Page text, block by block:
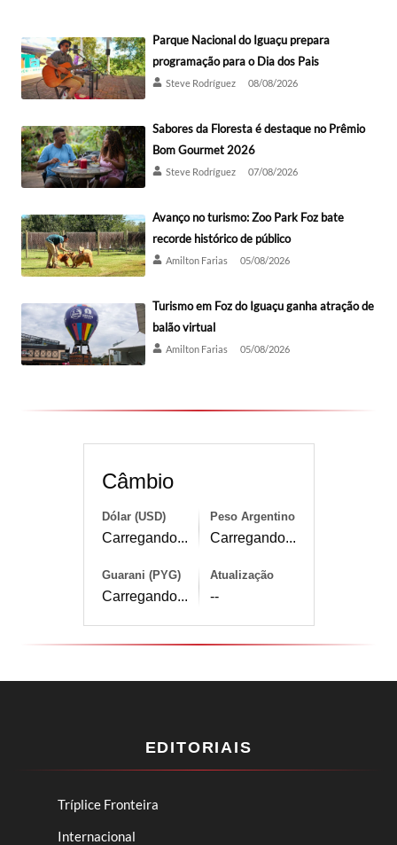
Parque Nacional do Iguaçu prepara
programação para o Dia dos Pais
Steve Rodríguez 08/08/2026
Sabores da Floresta é destaque no Prêmio
Bom Gourmet 2026
Steve Rodríguez 07/08/2026
Avanço no turismo: Zoo Park Foz bate
recorde histórico de público
Amilton Farias 05/08/2026
Turismo em Foz do Iguaçu ganha atração de
balão virtual
Amilton Farias 05/08/2026
Câmbio
Dólar (USD)
Carregando...
Peso Argentino
Carregando...
Guarani (PYG)
Carregando...
Atualização
--
EDITORIAIS
Tríplice Fronteira
Internacional